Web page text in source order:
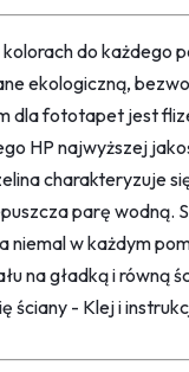
do każdego
ekologiczną,
dla fototapet jest
HP najwyższej
charakteryzuje
parę wodną.
niemal w każdym
na gładką i równą
ściany - Klej i